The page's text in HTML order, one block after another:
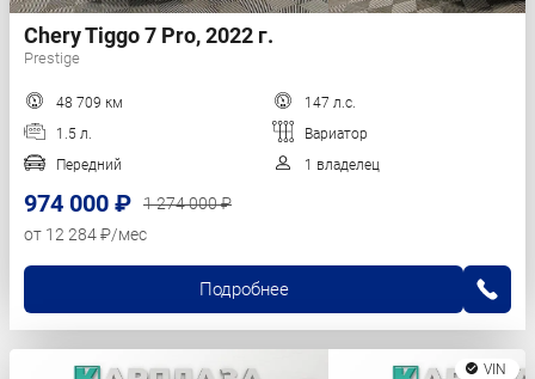
Chery Tiggo 7 Pro, 2022 г.
Prestige
48 709 км
147 л.с.
1.5 л.
Вариатор
Передний
1 владелец
974 000 ₽
1 274 000 ₽
от 12 284 ₽/мес
Подробнее
VIN